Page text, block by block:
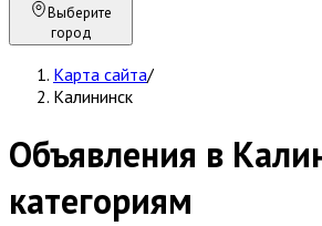
Выберите
город
Карта сайта/
Калининск
Объявления в
категориям